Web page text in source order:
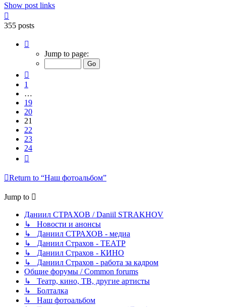
Show post links
355 posts
21
Jump to page:
1
…
19
20
21
22
23
24
Return to “Наш фотоальбом”
Jump to
Даниил СТРАХОВ / Daniil STRAKHOV
↳ Новости и анонсы
↳ Даниил СТРАХОВ - медиа
↳ Даниил Страхов - ТЕАТР
↳ Даниил Страхов - КИНО
↳ Даниил Страхов - работа за кадром
Общие форумы / Common forums
↳ Театр, кино, ТВ, другие артисты
↳ Болталка
↳ Наш фотоальбом